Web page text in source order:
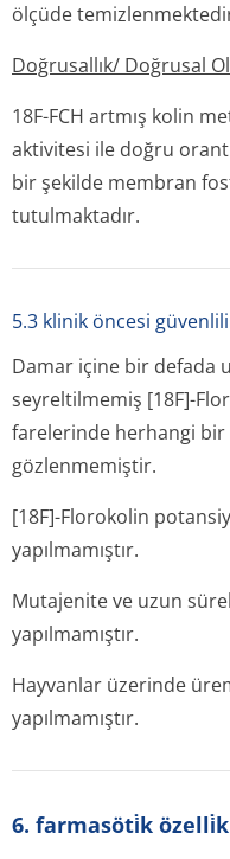
ölçüde
Doğrusallık/ Doğrusal
18F-FCH artmış kolin
aktivitesi ile doğru
bir şekilde membran
tutulmaktadır.
5.3 klinik öncesi
Damar içine bir defada
seyreltilmemiş [18F]-
farelerinde herhangi
gözlenmemiştir.
[18F]-Florokolin
yapılmamıştır.
Mutajenite ve uzun
yapılmamıştır.
Hayvanlar üzerinde
yapılmamıştır.
6. farmasöti̇k